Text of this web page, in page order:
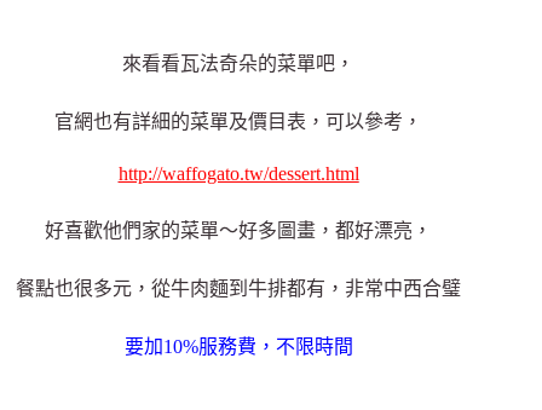
來看看瓦法奇朵的菜單吧，
官網也有詳細的菜單及價目表，可以參考，
http://waffogato.tw/dessert.html
好喜歡他們家的菜單～好多圖畫，都好漂亮，
餐點也很多元，從牛肉麵到牛排都有，非常中西合璧
要加10%服務費，不限時間